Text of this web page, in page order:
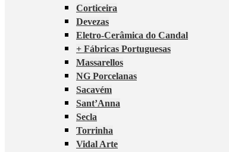
Corticeira
Devezas
Eletro-Cerâmica do Candal
+ Fábricas Portuguesas
Massarellos
NG Porcelanas
Sacavém
Sant’Anna
Secla
Torrinha
Vidal Arte